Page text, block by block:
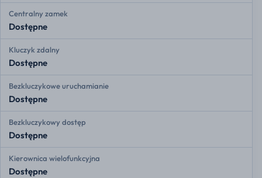
Centralny zamek
Dostępne
Kluczyk zdalny
Dostępne
Bezkluczykowe uruchamianie
Dostępne
Bezkluczykowy dostęp
Dostępne
Kierownica wielofunkcyjna
Dostępne